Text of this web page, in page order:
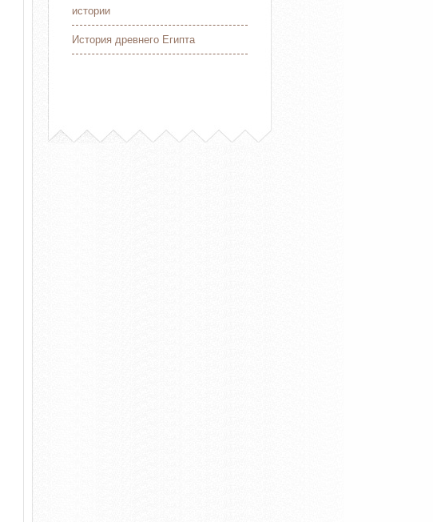
истории
История древнего Египта